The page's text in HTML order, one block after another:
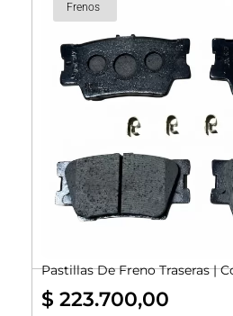
Frenos
Pastillas De Freno Traseras |
$ 223.700,00